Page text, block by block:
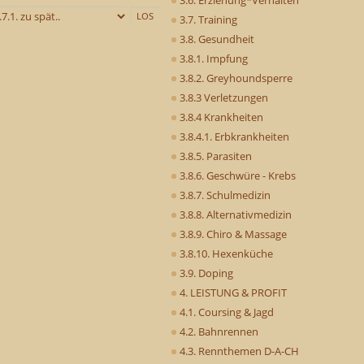
3.7. Training
3.8. Gesundheit
3.8.1. Impfung
3.8.2. Greyhoundsperre
3.8.3 Verletzungen
3.8.4 Krankheiten
3.8.4.1. Erbkrankheiten
3.8.5. Parasiten
3.8.6. Geschwüre - Krebs
3.8.7. Schulmedizin
3.8.8. Alternativmedizin
3.8.9. Chiro & Massage
3.8.10. Hexenküche
3.9. Doping
4. LEISTUNG & PROFIT
4.1. Coursing & Jagd
4.2. Bahnrennen
4.3. Rennthemen D-A-CH